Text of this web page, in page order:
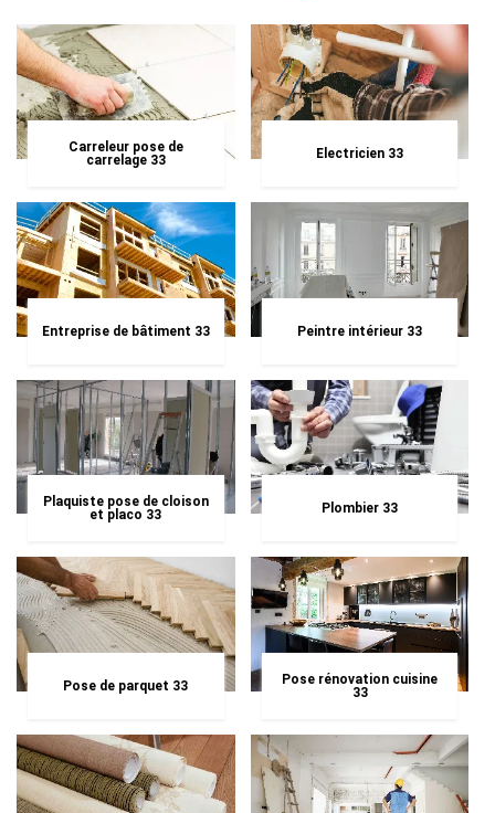
Carreleur pose de
carrelage 33
Electricien 33
Entreprise de bâtiment 33 Peintre intérieur 33
Plaquiste pose de cloison
et placo 33
Plombier 33
Pose de parquet 33
Pose rénovation cuisine
33